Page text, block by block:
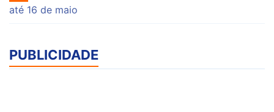
até 16 de maio
PUBLICIDADE